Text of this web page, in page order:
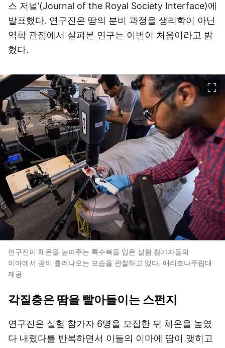
스 저널’(Journal of the Royal Society Interface)에
발표했다. 연구진은 땀의 분비 과정을 생리학이 아닌
역학 관점에서 살펴본 연구는 이번이 처음이라고 밝
혔다.
연구진이 체온을 높여주는 특수복을 입은 실험 참가자들의
이마에서 땀이 흘러나오는 모습을 관찰하고 있다. 애리조나주립대
제공
각질층은 땀을 빨아들이는 스펀지
연구진은 실험 참가자 6명을 모집한 뒤 체온을 높였
다 내렸다를 반복하면서 이들의 이마에 땀이 맺히고